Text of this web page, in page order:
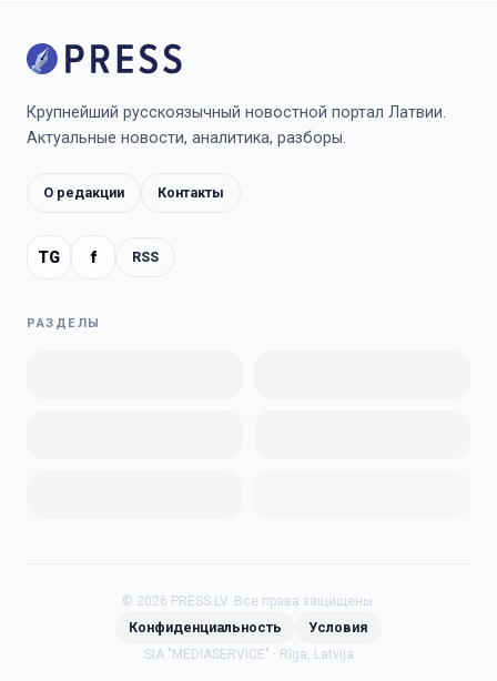
Крупнейший русскоязычный новостной портал Латвии.
Актуальные новости, аналитика, разборы.
О редакции Контакты
TG f RSS
РАЗДЕЛЫ
© 2026 PRESS.LV. Все права защищены.
Конфиденциальность Условия
SIA "MEDIASERVICE" · Rīga, Latvija